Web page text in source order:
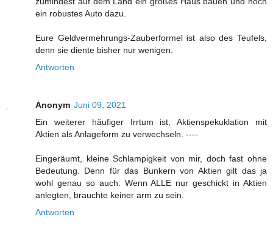
ein robustes Auto dazu.
Eure Geldvermehrungs-Zauberformel ist also des Teufels,
denn sie diente bisher nur wenigen.
Antworten
Anonym Juni 09, 2021
Ein weiterer häufiger Irrtum ist, Aktienspekuklation mit
Aktien als Anlageform zu verwechseln. ----
Eingeräumt, kleine Schlampigkeit von mir, doch fast ohne
Bedeutung. Denn für das Bunkern von Aktien gilt das ja
wohl genau so auch: Wenn ALLE nur geschickt in Aktien
anlegten, brauchte keiner arm zu sein.
Antworten